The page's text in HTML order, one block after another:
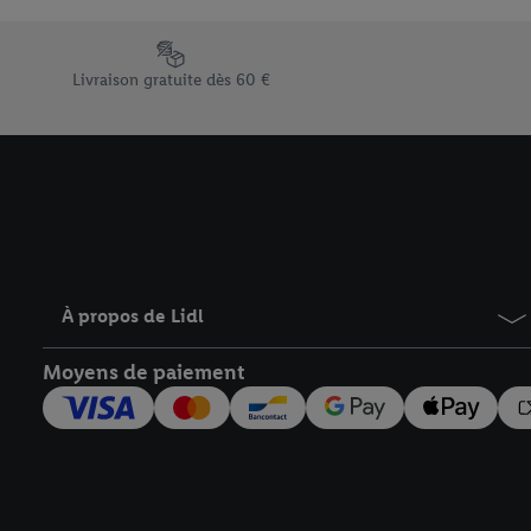
Élément du pied de page avec les différents arguments de
Livraison gratuite dès 60 €
À propos de Lidl
Moyens de paiement
informations sur la